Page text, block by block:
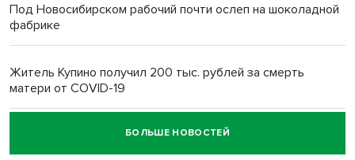
Под Новосибирском рабочий почти ослеп на шоколадной
фабрике
Житель Купино получил 200 тыс. рублей за смерть
матери от COVID-19
Новосибирский суд наказал водителя за смерть
пенсионерки на вокзале
БОЛЬШЕ НОВОСТЕЙ